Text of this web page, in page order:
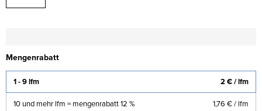
Mengenrabatt
1 - 9 lfm 2 €/ lfm
10 und mehr lfm = mengenrabatt 12 % 1,76 €/ lfm